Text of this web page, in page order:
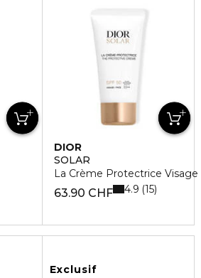
DIOR
SOLAR
La Crème Protectrice Visage
63.90 CHF 4.9 15
Exclusif